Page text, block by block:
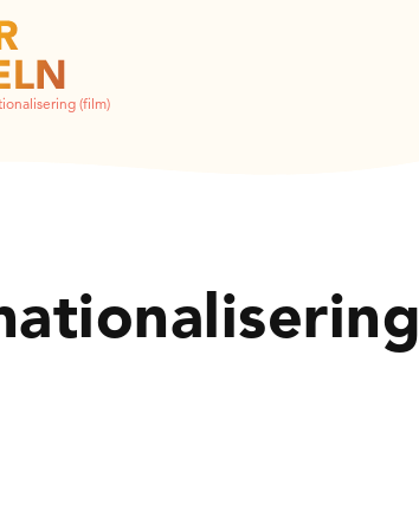
(film)